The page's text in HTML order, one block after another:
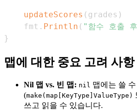
updateScores ( grades )
    fmt
. Println ( "함수 호출
}
맵에 대한 중요 고려 사항
Nil 맵 vs. 빈 맵: nil 맵에는 쓸
(make(map[KeyType]ValueType)
쓰고 읽을 수 있습니다.